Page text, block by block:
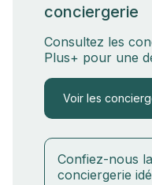
conciergerie
Consultez les
Plus+ pour une
Voir les
Confiez-nous
conciergerie